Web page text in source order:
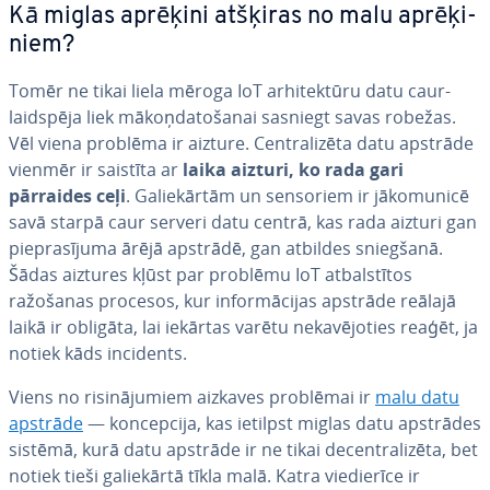
Kā miglas aprēķini atšķiras no malu ap­rē­ķi­
niem?
Tomēr ne tikai liela mēroga IoT ar­hi­tek­tū­ru datu caur­
laidspē­ja liek mā­koņ­da­to­ša­nai sasniegt savas robežas.
Vēl viena problēma ir aizture. Cen­tra­li­zē­ta datu apstrāde
vienmēr ir saistīta ar laika aizturi, ko rada gari
pārraides ceļi. Ga­lie­kār­tām un sensoriem ir jā­ko­mu­ni­cē
savā starpā caur serveri datu centrā, kas rada aizturi gan
pie­pra­sī­ju­ma ārējā apstrādē, gan atbildes sniegšanā.
Šādas aiztures kļūst par problēmu IoT at­bal­stī­tos
ražošanas procesos, kur in­for­mā­ci­jas apstrāde reālajā
laikā ir obligāta, lai iekārtas varētu ne­ka­vē­jo­ties reaģēt, ja
notiek kāds incidents.
Viens no ri­si­nā­ju­miem aizkaves problēmai ir malu datu
apstrāde— kon­cep­ci­ja, kas ietilpst miglas datu apstrādes
sistēmā, kurā datu apstrāde ir ne tikai de­cen­tra­li­zē­ta, bet
notiek tieši ga­lie­kār­tā tīkla malā. Katra vie­die­rī­ce ir